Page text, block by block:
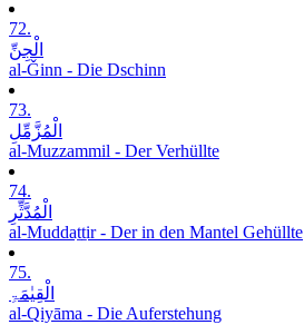
72.
الْجِنِّ
al-Ǧinn - Die Dschinn
73.
الْمُزَّمِّلِ
al-Muzzammil - Der Verhüllte
74.
الْمُدَّثِّرِ
al-Muddaṯṯir - Der in den Mantel Gehüllte
75.
الْقِیٰمَۃِ
al-Qiyāma - Die Auferstehung